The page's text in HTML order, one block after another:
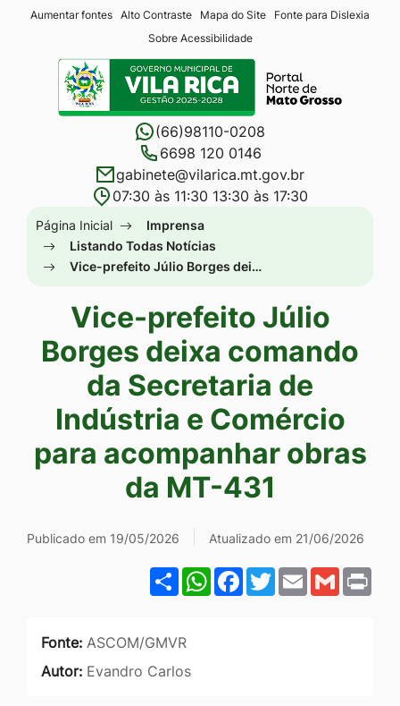
Seção
atalhos
links
acessibilidade
Ir
conteúdo
[alt+1]
menu
[alt+2]
busca
para
o
Aumentar fontes Alto Contraste Mapa do Site
Fonte para Dislexia
Sobre Acessibilidade
Seção
menu
(66)98110-0208
6698 120 0146
gabinete@vilarica.mt.gov.br
07:30 às 11:30 13:30 às 17:30
Seção
do
menu
principal
Página Inicial
Imprensa
Listando Todas Notícias
Vice-prefeito Júlio Borges dei…
Vice-prefeito Júlio
Borges deixa comando
da Secretaria de
Indústria e Comércio
para acompanhar obras
da MT-431
Publicado em 19/05/2026 Atualizado em 21/06/2026
ShareWhatsApp
Facebook
Twitter
EmailGmail
Fonte: ASCOM/GMVR
Autor: Evandro Carlos